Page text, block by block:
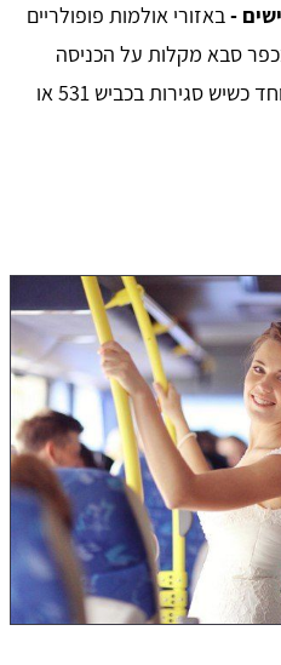
-באזורי אולמות פופולריים
סבא מקלות על הכניסה
לאולם והיציאה ממנו, במיוחד כשיש סגירות בכביש 531 או